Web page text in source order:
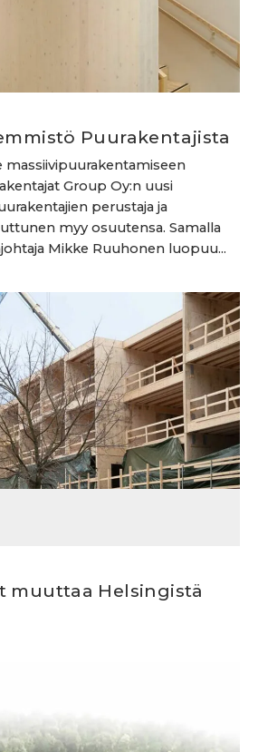
Puurakentajista
massiivipuurakentamiseen
Group Oy:n uusi
perustaja ja
myy osuutensa. Samalla
Mikke Ruuhonen luopuu...
muuttaa Helsingistä